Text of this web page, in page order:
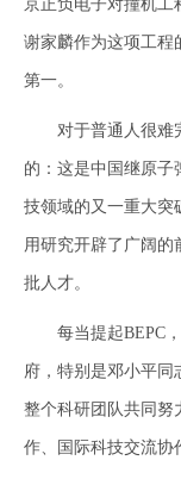
京正负电子对撞机工
谢家麟作为这项工程
第一。
对于普通人很难完
的：这是中国继原子
技领域的又一重大突
用研究开辟了广阔的
批人才。
每当提起BEPC，
府，特别是邓小平同
整个科研团队共同努
作、国际科技交流协